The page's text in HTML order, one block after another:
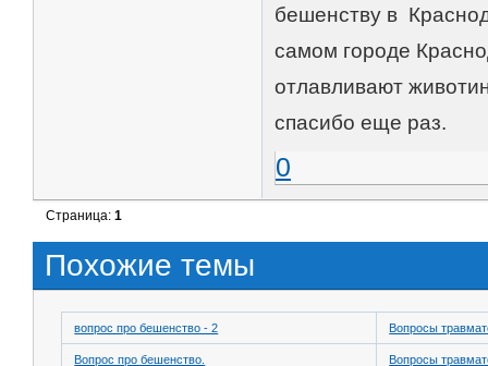
бешенству в
самом городе
отлавливают
спасибо еще раз.
0
Страница:1
Похожие темы
вопрос про бешенство - 2 Вопросы
Вопрос про бешенство. Вопросы